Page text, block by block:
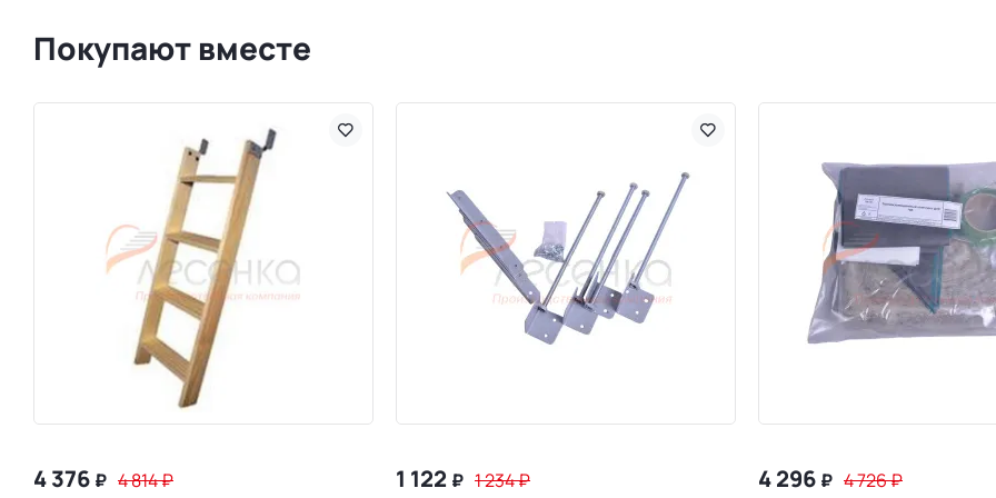
Покупают вместе
4 376 ₽ 4 814₽
1 122 ₽ 1 234₽
4 296 ₽ 4 726₽